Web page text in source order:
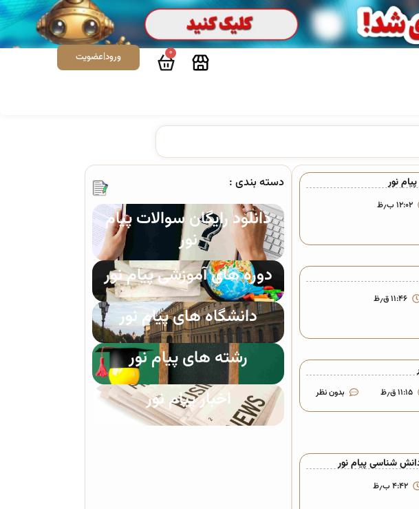
0 ورود|عضویت
نور
۱۲:۰۲ ب٫ظ
۱۱:۴۶ ق٫ظ
۱۱:۱۵ ق٫ظ بدون نظر
شناسی پیام نور
۴:۴۲ ب٫ظ
دسته بندی :
دانلود رایگان سوالات پیام
نور
دوره های آموزشی پیام نور
دانشگاه های پیام نور
رشته های پیام نور
اخبار پیام نور